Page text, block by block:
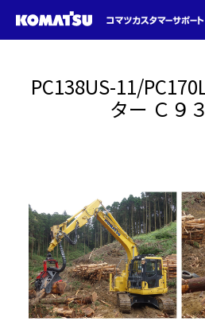
PC138US-11/
ター Ｃ９